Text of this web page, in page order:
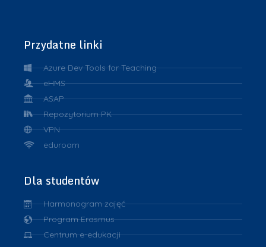
Przydatne linki
Azure Dev Tools for Teaching
eHMS
ASAP
Repozytorium PK
VPN
eduroam
Dla studentów
Harmonogram zajęć
Program Erasmus
Centrum e-edukacji